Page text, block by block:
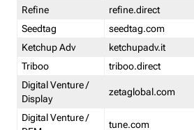
Refine
refine.direct
Seedtag
seedtag.com
Ketchup Adv
ketchupadv.it
Triboo
triboo.direct
Digital Venture /
Display
zetaglobal.com
Digital Venture /
tune.com